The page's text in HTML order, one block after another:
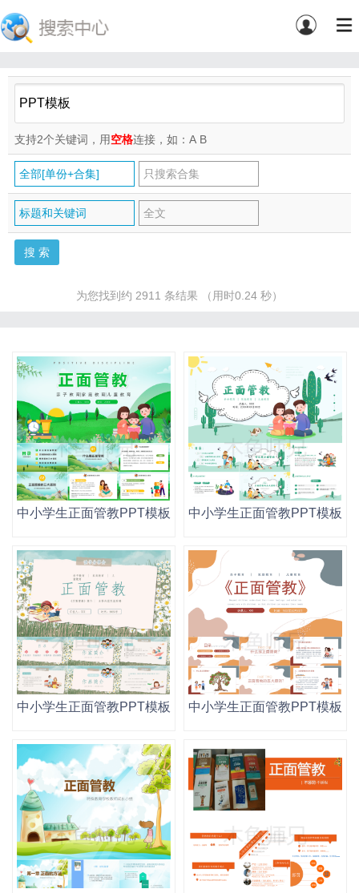
支持2个关键词，用空格连接，如：A B
全部[单份+合集] 只搜索合集
标题和关键词 全文
为您找到约 2911 条结果 （用时0.24 秒）
中小学生正面管教PPT模板读书阅读分享会幼儿园家庭教育
中小学生正面管教PPT模板
中小学生正面管教PPT模板读书阅读分享会幼儿园家庭教育
中小学生正面管教PPT模板